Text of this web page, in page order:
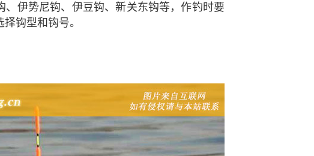
、伊势尼钩、伊豆钩、新关东钩等，作钓时要
钩型和钩号。